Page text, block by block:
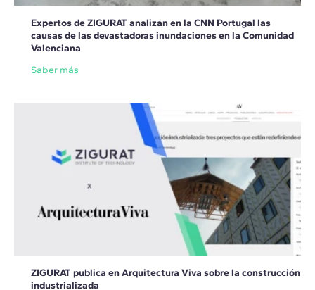
Expertos de ZIGURAT analizan en la CNN Portugal las
causas de las devastadoras inundaciones en la Comunidad
Valenciana
Saber más
ZIGURAT publica en Arquitectura Viva sobre la construcción
industrializada